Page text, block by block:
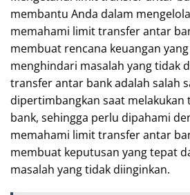
membantu Anda dalam
memahami limit transfer antar
membuat rencana keuangan
menghindari masalah yang tidak
transfer antar bank adalah salah
dipertimbangkan saat
bank, sehingga perlu dipahami
memahami limit transfer antar
membuat keputusan yang tepat
masalah yang tidak diinginkan.